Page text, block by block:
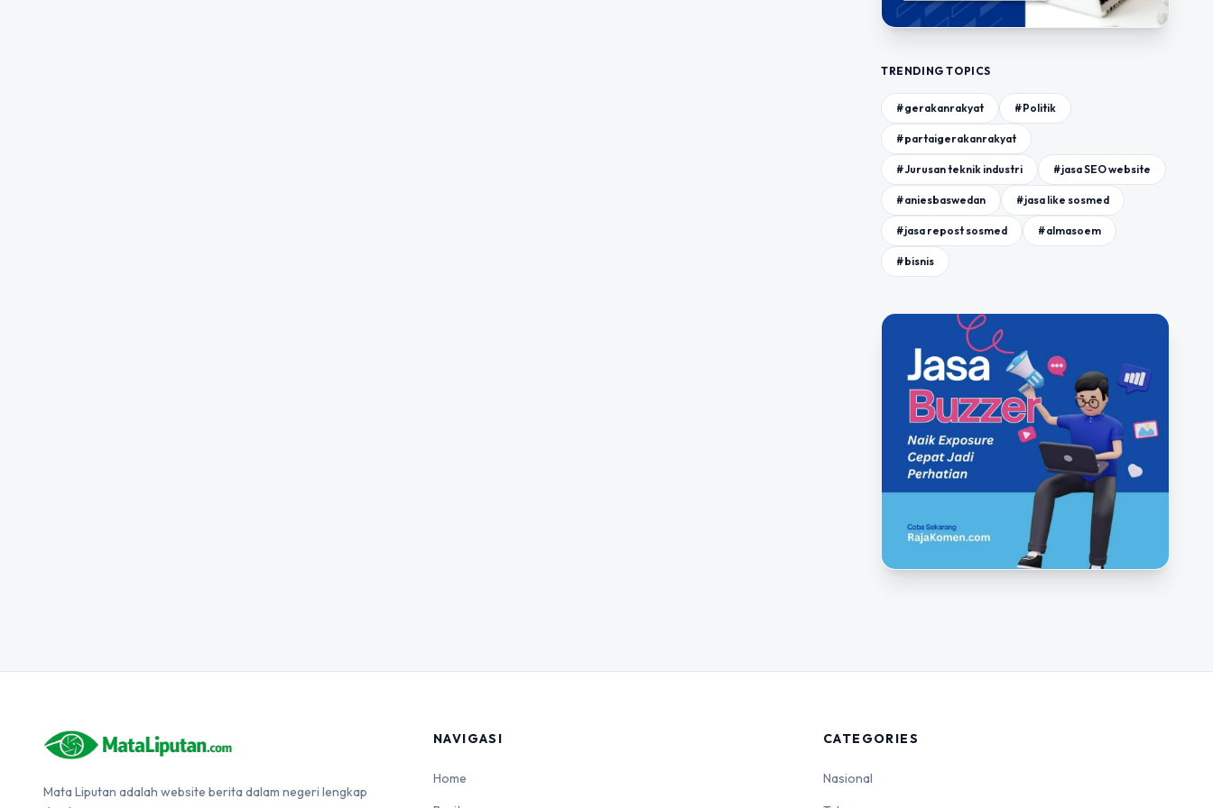
TRENDING TOPICS
#gerakanrakyat #Politik
#partaigerakanrakyat
#Jurusan teknik industri #jasa SEO website
#aniesbaswedan #jasa like sosmed
#jasa repost sosmed #almasoem
#bisnis
Mata Liputan adalah website berita dalam negeri lengkap
NAVIGASI
Home
CATEGORIES
Nasional